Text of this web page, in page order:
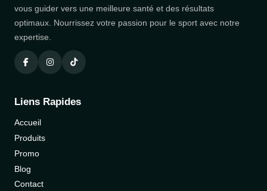
vous guider vers une meilleure santé et des résultats
optimaux. Nourrissez votre passion pour le sport avec notre
expertise.
Liens Rapides
Accueil
Produits
Promo
Blog
Contact